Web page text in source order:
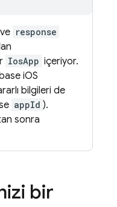
response
IosApp içeriyor.
iOS
bilgileri de
appId ).
sonra
bir